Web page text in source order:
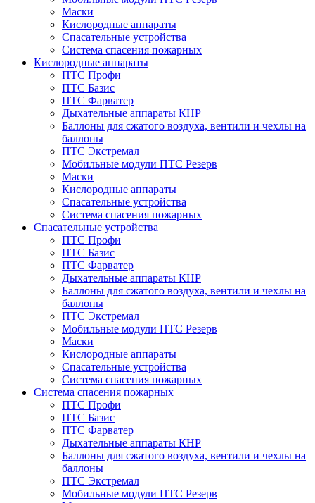
Маски
Кислородные аппараты
Спасательные устройства
Система спасения пожарных
Кислородные аппараты
ПТС Профи
ПТС Базис
ПТС Фарватер
Дыхательные аппараты КНР
Баллоны для сжатого воздуха, вентили и чехлы на
баллоны
ПТС Экстремал
Мобильные модули ПТС Резерв
Маски
Кислородные аппараты
Спасательные устройства
Система спасения пожарных
Спасательные устройства
ПТС Профи
ПТС Базис
ПТС Фарватер
Дыхательные аппараты КНР
Баллоны для сжатого воздуха, вентили и чехлы на
баллоны
ПТС Экстремал
Мобильные модули ПТС Резерв
Маски
Кислородные аппараты
Спасательные устройства
Система спасения пожарных
Система спасения пожарных
ПТС Профи
ПТС Базис
ПТС Фарватер
Дыхательные аппараты КНР
Баллоны для сжатого воздуха, вентили и чехлы на
баллоны
ПТС Экстремал
Мобильные модули ПТС Резерв